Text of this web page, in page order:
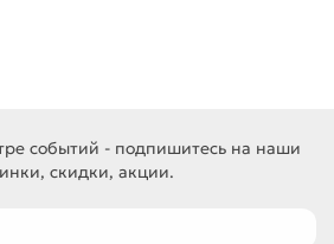
событий - подпишитесь на наши
скидки, акции.